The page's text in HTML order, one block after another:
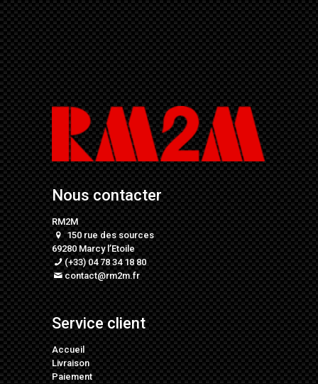
Nous contacter
RM2M
150 rue des sources
69280 Marcy l’Etoile
(+33) 04 78 34 18 80
contact@rm2m.fr
Service client
Accueil
Livraison
Paiement